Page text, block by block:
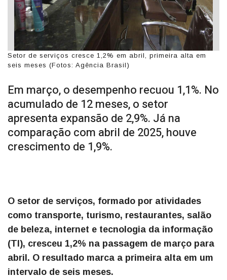
Setor de serviços cresce 1,2% em abril, primeira alta em
seis meses (Fotos: Agência Brasil)
Em março, o desempenho recuou 1,1%. No
acumulado de 12 meses, o setor
apresenta expansão de 2,9%. Já na
comparação com abril de 2025, houve
crescimento de 1,9%.
O setor de serviços, formado por atividades
como transporte, turismo, restaurantes, salão
de beleza, internet e tecnologia da informação
(TI), cresceu 1,2% na passagem de março para
abril. O resultado marca a primeira alta em um
intervalo de seis meses.